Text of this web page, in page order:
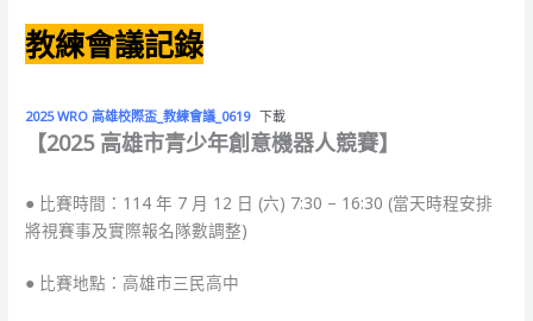
教練會議記錄
2025 WRO 高雄校際盃_教練會議_0619 下載
【2025 高雄市青少年創意機器人競賽】
● 比賽時間：114 年 7 月 12 日 (六) 7:30 – 16:30 (當天時程安排
將視賽事及實際報名隊數調整)
● 比賽地點：高雄市三民高中